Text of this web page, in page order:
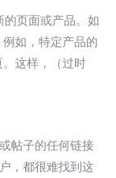
的页面或产品。如
如，特定产品的
这样，（过时
帖子的任何链接
，都很难找到这